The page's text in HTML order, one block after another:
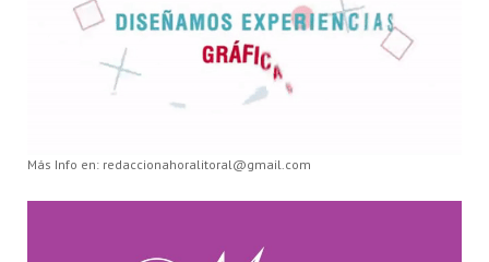
Más Info en: redaccionahoralitoral@gmail.com